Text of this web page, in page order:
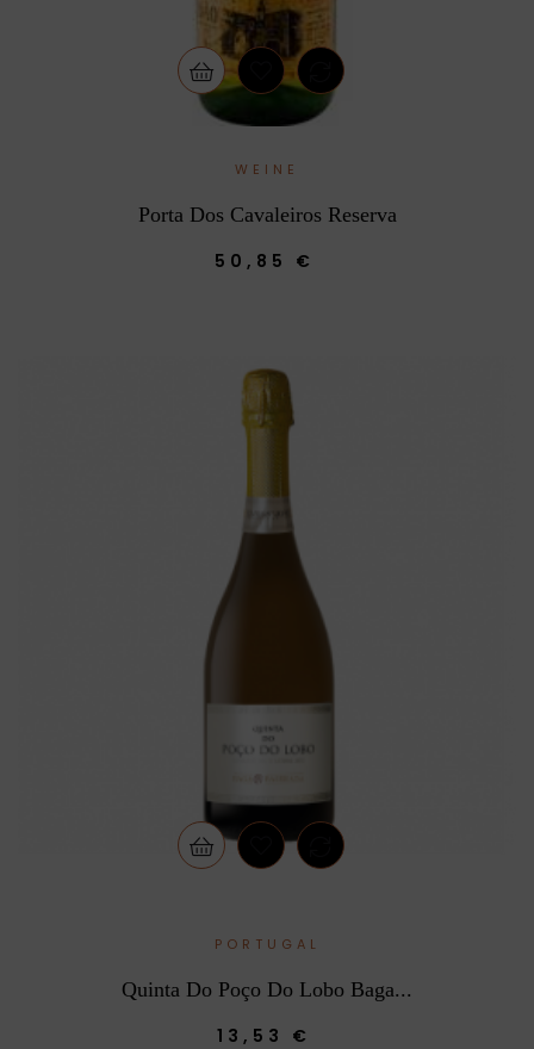
WEINE
Porta Dos Cavaleiros Reserva
50,85 €
PORTUGAL
Quinta Do Poço Do Lobo Baga...
13,53 €